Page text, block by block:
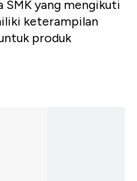
SMK yang mengikuti
keterampilan
produk